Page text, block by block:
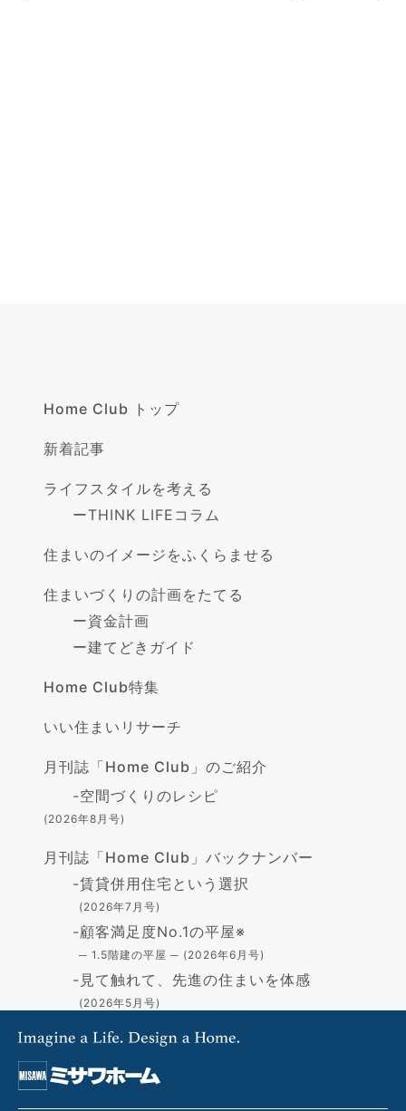
Home Club トップ
新着記事
ライフスタイルを考える
ーTHINK LIFEコラム
住まいのイメージをふくらませる
住まいづくりの計画をたてる
ー資金計画
ー建てどきガイド
Home Club特集
いい住まいリサーチ
月刊誌「Home Club」のご紹介
-空間づくりのレシピ
(2026年8月号)
月刊誌「Home Club」バックナンバー
-賃貸併用住宅という選択
(2026年7月号)
-顧客満足度No.1の平屋※
─ 1.5階建の平屋 ─ (2026年6月号)
- 見て触れて、先進の住まいを体感
(2026年5月号)
高断熱の住まい - GX志向型住宅-
(2026年4月号)
-住まいづくりの資金